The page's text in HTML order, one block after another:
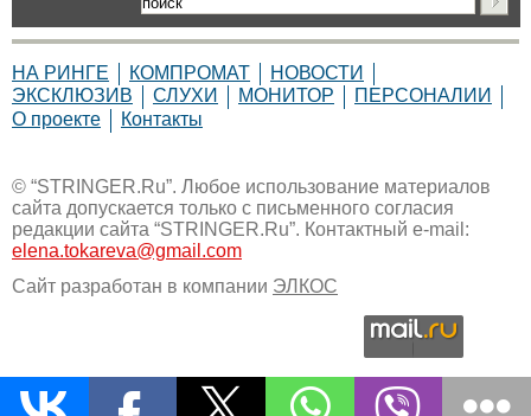
НА РИНГЕ КОМПРОМАТ
НОВОСТИ
ЭКСКЛЮЗИВ
СЛУХИ МОНИТОР
ПЕРСОНАЛИИ
О проекте
Контакты
© “STRINGER.Ru”. Любое использование материалов
сайта допускается только с письменного согласия
редакции сайта “STRINGER.Ru”. Контактный e-mail:
elena.tokareva@gmail.com
Сайт разработан в компании ЭЛКОС